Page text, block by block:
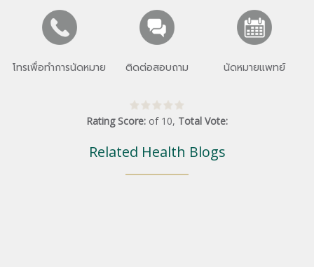
โทรเพื่อทำการนัดหมาย ติดต่อสอบถาม นัดหมายแพทย์
Rating Score: of 10, Total Vote:
Related Health Blogs